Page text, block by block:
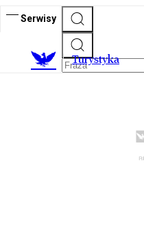
Serwisy
Turystyka